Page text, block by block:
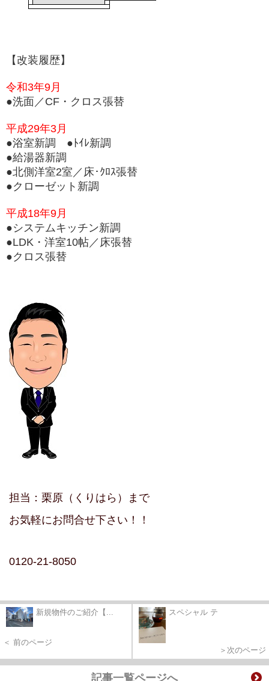
【改装履歴】
令和3年9月
●洗面／CF・クロス張替
平成29年3月
●浴室新調 ●ﾄｲﾚ新調
●給湯器新調
●北側洋室2室／床･ｸﾛｽ張替
●クローゼット新調
平成18年9月
●システムキッチン新調
●LDK・洋室10帖／床張替
●クロス張替
担当：栗原（くりはら）まで
お気軽にお問合せ下さい！！
0120-21-8050
新規物件のご紹介【...
＜ 前のページ
スペシャル テ
＞次のページ
記事一覧ページへ